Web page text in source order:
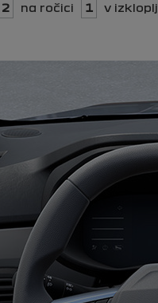
2 na ročici 1 v